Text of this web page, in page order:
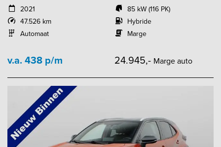
2021
47.526 km
Automaat
85 kW (116 PK)
Hybride
Marge
v.a. 438 p/m 24.945,- Marge auto